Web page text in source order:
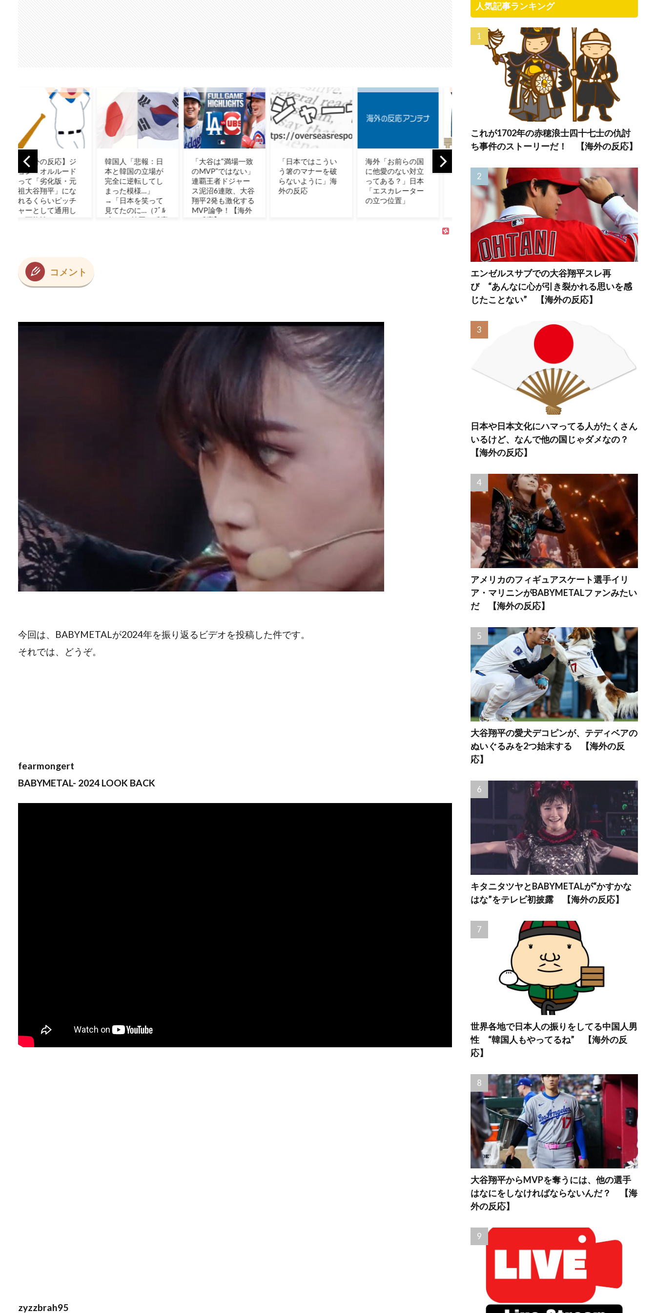
「大谷は“満場一致
のMVP”ではない」
連覇王者ドジャー
ス泥沼6連敗、大谷
翔平2発も激化する
MVP論争！【海外
の反応】
「日本ではこうい
う箸のマナーを破
らないように」海
外の反応
海外「お前らの国
に他愛のない対立
ってある？」日本
「エスカレーター
日本が2年間限定で
食品減税を決定！
（海外の反応）
回の地震でも段ボ
ールベッドを出し
てきたので後進国
なのは変わらない
ようです」
ットサンB210は思
い出の詰まったク
ルマだ！
本塁
ドジ
で悔
韓国人「悲報：日
本と韓国の立場が
完全に逆転してし
まった模様…」
→「日本を笑って
見てたのに…（ﾌﾞﾙ
ﾌﾞﾙ」＝韓国の反応
コメント
今回は、BABYMETALが2024年を振り返るビデオを投稿した件です。
それでは、どうぞ。
fearmongert
BABYMETAL- 2024 LOOK BACK
zyzzbrah95
人気記事ランキング
これが1702年の赤穂浪士四十七士の仇討
ち事件のストーリーだ！ 【海外の反応】
エンゼルスサブでの大谷翔平スレ再
び “あんなに心が引き裂かれる思いを感
じたことない” 【海外の反応】
日本や日本文化にハマってる人がたくさん
いるけど、なんで他の国じゃダメなの？
【海外の反応】
アメリカのフィギュアスケート選手イリ
ア・マリニンがBABYMETALファンみたい
だ 【海外の反応】
大谷翔平の愛犬デコピンが、テディベアの
ぬいぐるみを2つ始末する 【海外の反
応】
キタニタツヤとBABYMETALが“かすかな
はな”をテレビ初披露 【海外の反応】
世界各地で日本人の振りをしてる中国人男
性 “韓国人もやってるね” 【海外の反
応】
大谷翔平からMVPを奪うには、他の選手
はなにをしなければならないんだ？ 【海
外の反応】